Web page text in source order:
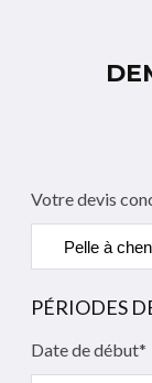
Votre devis
PÉRIODES
Date de début*